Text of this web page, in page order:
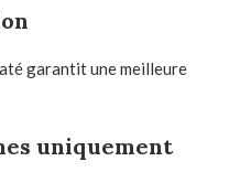
garantit une meilleure
uniquement